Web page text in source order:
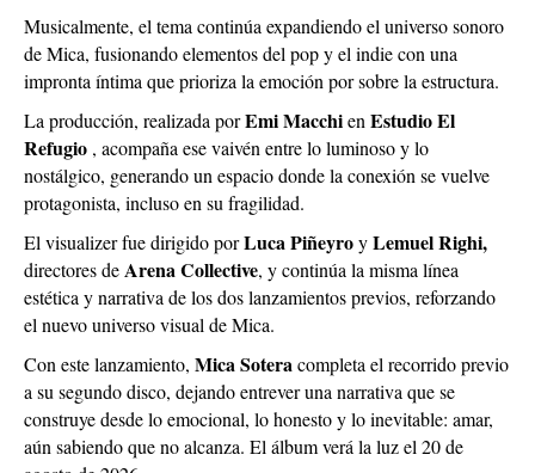
Musicalmente, el tema continúa expandiendo el universo sonoro
de Mica, fusionando elementos del pop y el indie con una
impronta íntima que prioriza la emoción por sobre la estructura.
La producción, realizada porEmi Macchien Estudio El
Refugio , acompaña ese vaivén entre lo luminoso y lo
nostálgico, generando un espacio donde la conexión se vuelve
protagonista, incluso en su fragilidad.
El visualizer fue dirigido porLuca PiñeyroyLemuel Righi,
directores deArena Collective, y continúa la misma línea
estética y narrativa de los dos lanzamientos previos, reforzando
el nuevo universo visual de Mica.
Con este lanzamiento, Mica Soteracompleta el recorrido previo
a su segundo disco, dejando entrever una narrativa que se
construye desde lo emocional, lo honesto y lo inevitable: amar,
aún sabiendo que no alcanza. El álbum verá la luz el 20 de